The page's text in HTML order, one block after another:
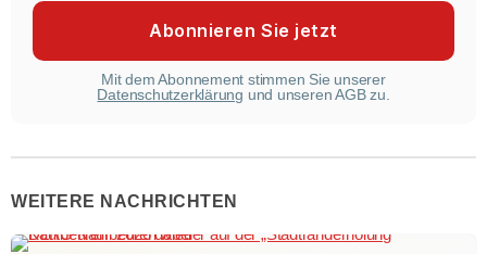
Mit dem Abonnement stimmen Sie unserer
Datenschutzerklärung und unseren AGB zu.
WEITERE NACHRICHTEN